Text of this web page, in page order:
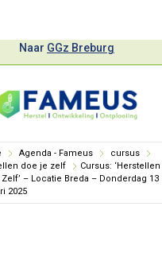
Naar GGz Breburg
Agenda - Fameus
cursus
doe je zelf
Cursus: ‘Herstellen
– Locatie Breda – Donderdag 13
2025